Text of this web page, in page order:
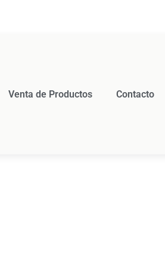
Venta de Productos Contacto